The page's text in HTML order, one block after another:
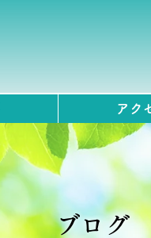
アク
ブログ